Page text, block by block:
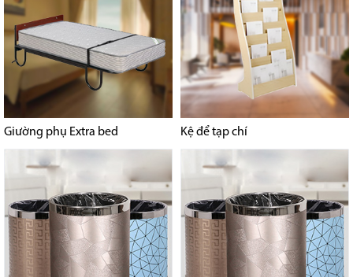
Giường phụ Extra bed Kệ để tạp chí